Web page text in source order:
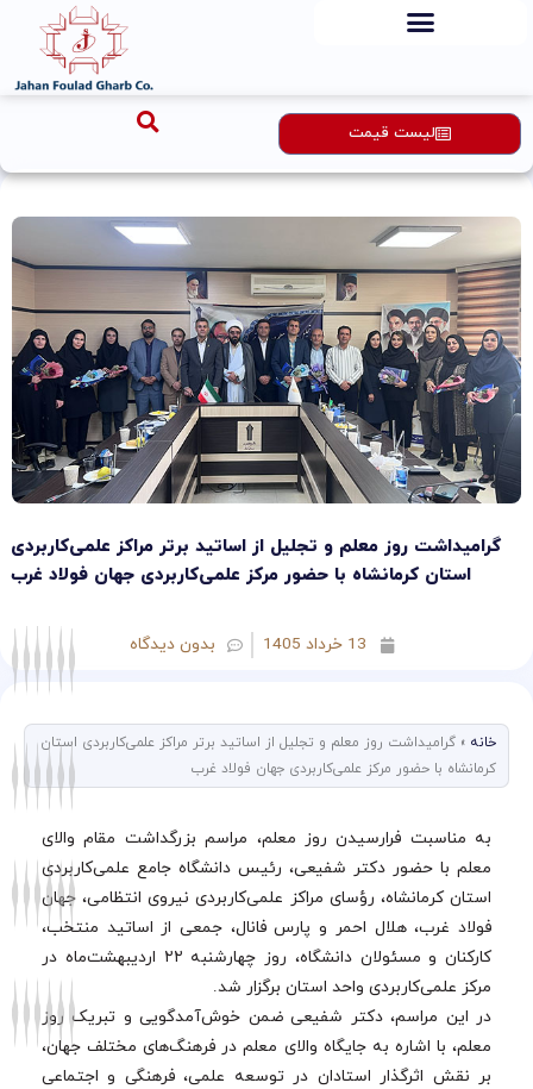
لیست قیمت
گرامیداشت روز معلم و تجلیل از اساتید برتر مراکز علمی‌کاربردی
استان کرمانشاه با حضور مرکز علمی‌کاربردی جهان فولاد غرب
13 خرداد 1405 بدون دیدگاه
خانه » گرامیداشت روز معلم و تجلیل از اساتید برتر مراکز علمی‌کاربردی استان
کرمانشاه با حضور مرکز علمی‌کاربردی جهان فولاد غرب
به مناسبت فرارسیدن روز معلم، مراسم بزرگداشت مقام والای
معلم با حضور دکتر شفیعی، رئیس دانشگاه جامع علمی‌کاربردی
استان کرمانشاه، رؤسای مراکز علمی‌کاربردی نیروی انتظامی، جهان
فولاد غرب، هلال احمر و پارس فانال، جمعی از اساتید منتخب،
کارکنان و مسئولان دانشگاه، روز چهارشنبه ۲۲ اردیبهشت‌ماه در
مرکز علمی‌کاربردی واحد استان برگزار شد.
در این مراسم، دکتر شفیعی ضمن خوش‌آمدگویی و تبریک روز
معلم، با اشاره به جایگاه والای معلم در فرهنگ‌های مختلف جهان،
بر نقش اثرگذار استادان در توسعه علمی، فرهنگی و اجتماعی